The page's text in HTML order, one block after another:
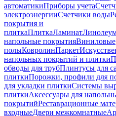
автоматикиПриборы учета
электроэнергииСчетчики воды
покрытия и
плиткаПлиткаЛаминат
напольные покрытияВиниловые
полыКовролинПаркет
напольных покрытий и плитки
обводы для трубПлинтусы для
плиткиПорожки, профили для
для укладки плиткиСистемы
плиткиАксессуары для
покрытийРеставрационные
входныеДвери межкомнатные